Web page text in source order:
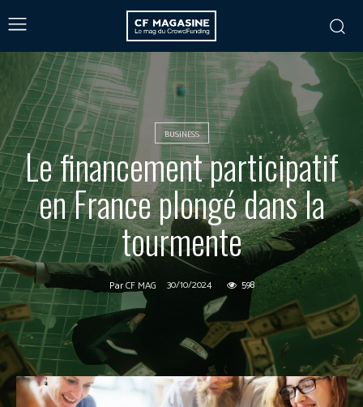
BUSINESS
Le financement participatif
en France plongé dans la
tourmente
ParCF MAG 30/10/2024 598